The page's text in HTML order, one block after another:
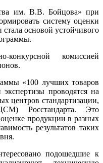
им. В.В. Бойцова» при
систему оценки
стала основой устойчивого
комиссией
«100 лучших товаров
проводятся на
центров стандартизации,
Росстандарта. Это
продукции в разных
результатов таких
подошедшие к